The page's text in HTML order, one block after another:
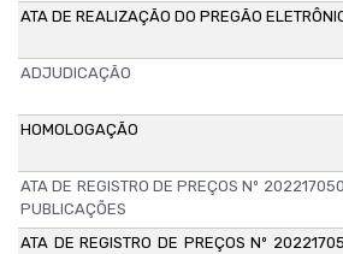
ATA DE REALIZAÇÃO DO PREGÃO
ADJUDICAÇÃO
HOMOLOGAÇÃO
ATA DE REGISTRO DE PREÇOS Nº
PUBLICAÇÕES
ATA DE REGISTRO DE PREÇOS Nº